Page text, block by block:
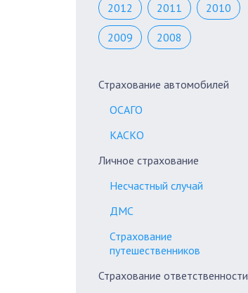
2012 2011 2010
2009 2008
Страхование автомобилей
ОСАГО
КАСКО
Личное страхование
Несчастный случай
ДМС
Страхование
путешественников
Страхование ответственности